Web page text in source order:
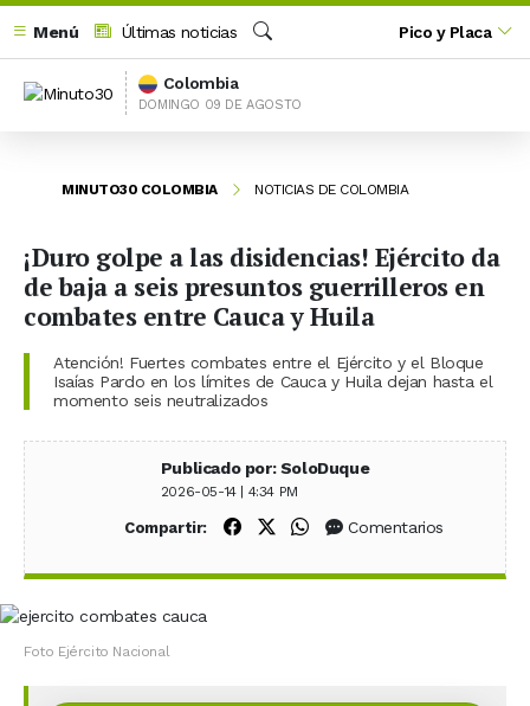
Menú
Últimas noticias
Buscar
Pico y Placa
Colombia
DOMINGO 09 DE AGOSTO
MINUTO30 COLOMBIA NOTICIAS DE COLOMBIA
¡Duro golpe a las disidencias! Ejército da
de baja a seis presuntos guerrilleros en
combates entre Cauca y Huila
Atención! Fuertes combates entre el Ejército y el Bloque
Isaías Pardo en los límites de Cauca y Huila dejan hasta el
momento seis neutralizados
Publicado por: SoloDuque
2026-05-14 | 4:34 PM
Compartir: Compartir en Facebook
Compartir en X (Twitter)
Compartir en WhatsApp
Comentarios
Foto Ejército Nacional